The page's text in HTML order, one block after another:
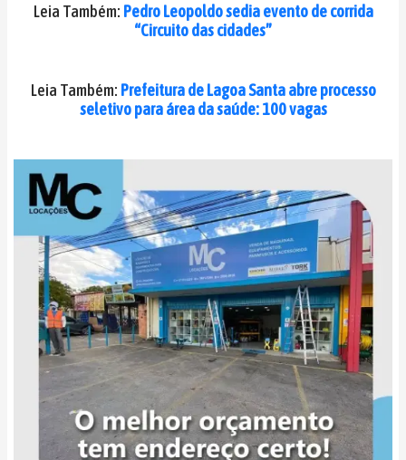
Leia Também: Pedro Leopoldo sedia evento de corrida
“Circuito das cidades”
Leia Também: Prefeitura de Lagoa Santa abre processo
seletivo para área da saúde: 100 vagas